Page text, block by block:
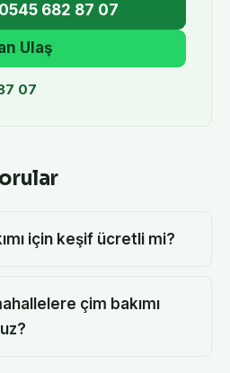
682 87 07
Ulaş
07
için keşif ücretli mi?
çim bakımı